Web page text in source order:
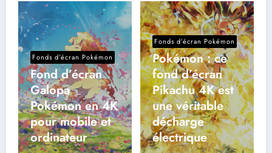
Fonds d’écran Pokémon
Fond d’écran
Galopa
Pokémon en 4K
pour mobile et
ordinateur
Fonds d’écran Pokémon
Pokémon : ce
fond d’écran
Pikachu 4K est
une véritable
décharge
électrique